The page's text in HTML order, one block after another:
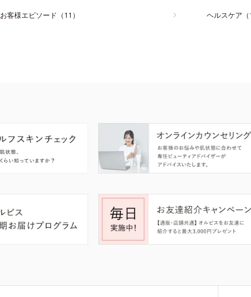
お客様エピソード（11） ヘルスケア（